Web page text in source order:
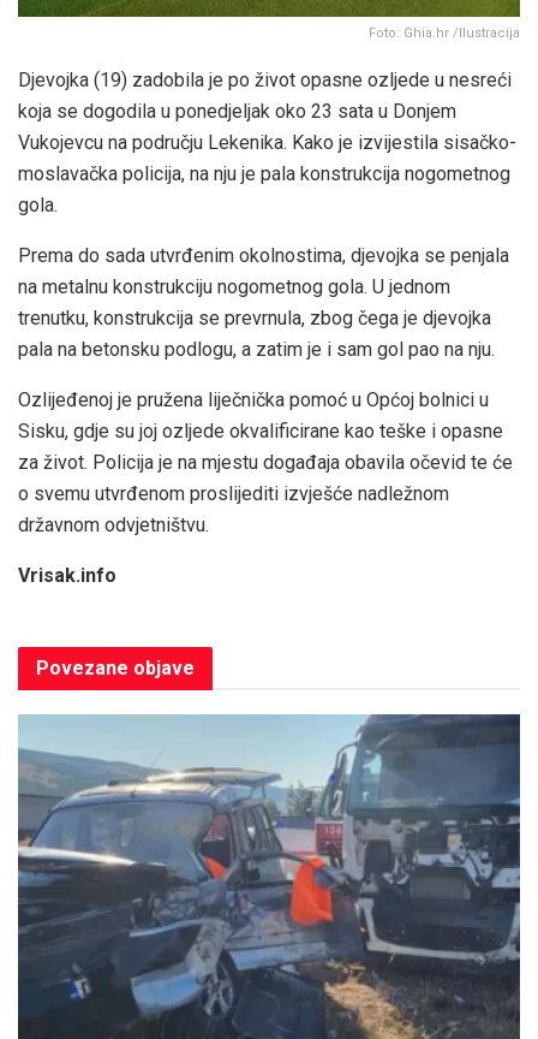
Foto: Ghia.hr /Ilustracija
Djevojka (19) zadobila je po život opasne ozljede u nesreći
koja se dogodila u ponedjeljak oko 23 sata u Donjem
Vukojevcu na području Lekenika. Kako je izvijestila sisačko-
moslavačka policija, na nju je pala konstrukcija nogometnog
gola.
Prema do sada utvrđenim okolnostima, djevojka se penjala
na metalnu konstrukciju nogometnog gola. U jednom
trenutku, konstrukcija se prevrnula, zbog čega je djevojka
pala na betonsku podlogu, a zatim je i sam gol pao na nju.
Ozlijeđenoj je pružena liječnička pomoć u Općoj bolnici u
Sisku, gdje su joj ozljede okvalificirane kao teške i opasne
za život. Policija je na mjestu događaja obavila očevid te će
o svemu utvrđenom proslijediti izvješće nadležnom
državnom odvjetništvu.
Vrisak.info
Povezane objave